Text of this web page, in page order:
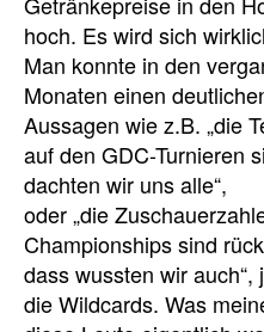
hoch. Es wird sich
Man konnte in den
Monaten einen
Aussagen wie z.B. „die
auf den GDC-Turnieren
dachten wir uns alle“,
oder „die
Championships sind
dass wussten wir
die Wildcards. Was